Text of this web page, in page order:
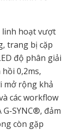
linh hoạt vượt
trang bị cặp
độ phân giải
0,2ms,
mở rộng khả
các workflow
SYNC®, đảm
còn gặp